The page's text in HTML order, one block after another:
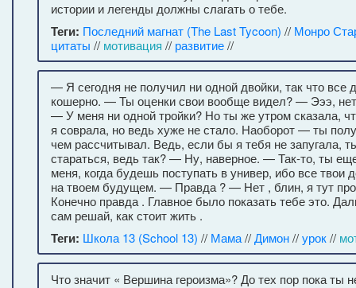
истории и легенды должны слагать о тебе.
Теги: Последний магнат (The Last Tycoon) // Монро
цитаты // мотивация // развитие//
— Я сегодня не получил ни одной двойки, так что все
кошерно. — Ты оценки свои вообще видел? — Эээ,
— У меня ни одной тройки? Но ты же утром сказала,
я соврала, но ведь хуже не стало. Наоборот — ты
чем рассчитывал. Ведь, если бы я тебя не запугала,
стараться, ведь так? — Ну, наверное. — Так-то, ты
меня, когда будешь поступать в универ, ибо все твои
на твоем будущем. — Правда ? — Нет , блин, я тут
Конечно правда . Главное было показать тебе это.
сам решай, как стоит жить .
Теги: Школа 13 (School 13) // Мама//Димон//урок//
Что значит « Вершина героизма»? До тех пор пока ты